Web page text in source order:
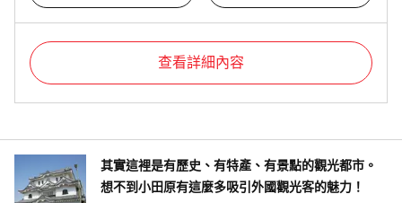
查看詳細內容
其實這裡是有歷史、有特產、有景點的觀光都市。
想不到小田原有這麼多吸引外國觀光客的魅力！